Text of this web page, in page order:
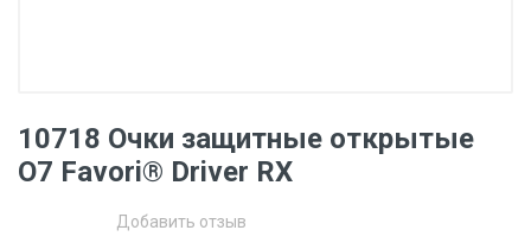
10718 Очки защитные открытые
О7 Favori® Driver RX
Добавить отзыв